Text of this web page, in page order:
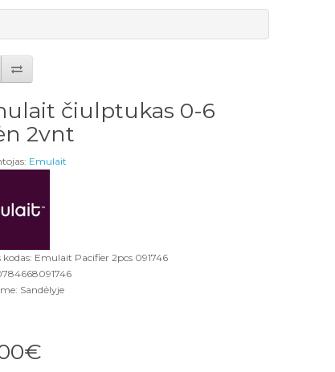
čiulptukas 0-6
2vnt
Emulait
kodas: Emulait Pacifier 2pcs 091746
Sandėlyje